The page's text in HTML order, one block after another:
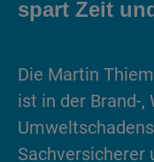
spart Zeit
Die Martin
ist in der Brand-,
Sachversicherer